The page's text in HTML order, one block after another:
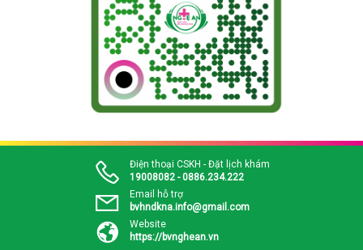
Điện thoại CSKH - Đặt lịch khám
19008082 - 0886.234.222
Email hỗ trợ
bvhndkna.info@gmail.com
Website
https://bvnghean.vn